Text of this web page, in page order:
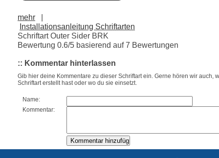
mehr
|
Installationsanleitung Schriftarten
Schriftart Outer Sider BRK
Bewertung 0.6/5 basierend auf7 Bewertungen
:: Kommentar hinterlassen
Gib hier deine Kommentare zu dieser Schriftart ein. Gerne hören wir auch,
Schriftart erstellt hast oder wo du sie einsetzt.
Name:
Kommentar: